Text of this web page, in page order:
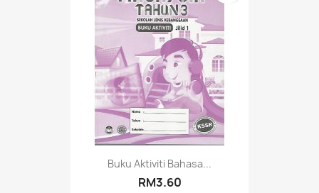
Buku Aktiviti Bahasa...
RM3.60